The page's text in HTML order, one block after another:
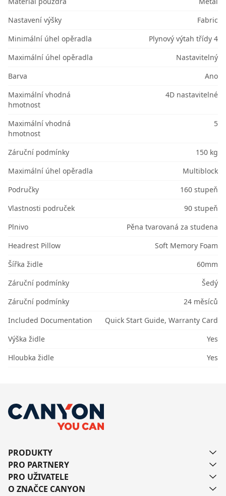
Nastavení výšky
Fabric
Minimální úhel opěradla
Plynový výtah třídy 4
Maximální úhel opěradla
Nastavitelný
Barva
Ano
Maximální vhodná
hmotnost
4D nastavitelné
Maximální vhodná
hmotnost
5
Záruční podmínky
150 kg
Maximální úhel opěradla
Multiblock
Područky
160 stupeň
Vlastnosti područek
90 stupeň
Plnivo
Pěna tvarovaná za studena
Headrest Pillow
Soft Memory Foam
Šířka židle
60mm
Záruční podmínky
Šedý
Záruční podmínky
24 měsíců
Included Documentation
Quick Start Guide, Warranty Card
Výška židle
Yes
Hloubka židle
Yes
PRODUKTY
PRO PARTNERY
PRO UŽIVATELE
O ZNAČCE CANYON